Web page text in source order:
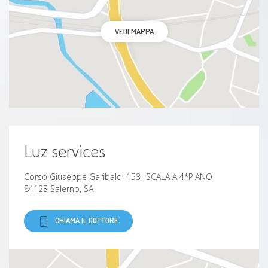
Melanoma uveale
Nevo congiuntivale
VEDI MAPPA
Luz services
Corso Giuseppe Garibaldi 153- SCALA A 4*PIANO
84123 Salerno, SA
CHIAMA IL DOTTORE